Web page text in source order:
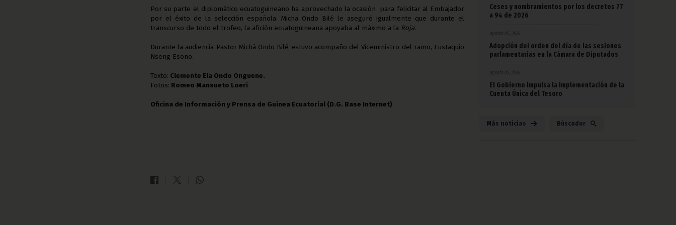
Por su parte el diplomático ecuatoguineano ha aprovechado la ocasión para felicitar al Embajador
por el éxito de la selección española. Micha Ondo Bilé le aseguró igualmente que durante el
transcurso de todo el trofeo, la afición ecuatoguineana apoyaba al máximo a la Roja.
Durante la audiencia Pastor Michá Ondo Bilé estuvo acompaño del Viceministro del ramo, Eustaquio
Nseng Esono.
Texto: Clemente Ela Ondo Onguene.
Fotos: Romeo Mansueto Loeri
Oficina de Información y Prensa de Guinea Ecuatorial (D.G. Base Internet)
Ceses y nombramientos por los decretos 77
a 94 de 2026
agosto 05, 2026
Adopción del orden del día de las sesiones
parlamentarias en la Cámara de Diputados
agosto 05, 2026
El Gobierno impulsa la implementación de la
Cuenta Única del Tesoro
Más noticias Búscador